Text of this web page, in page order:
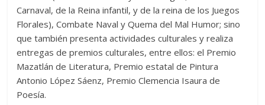
Carnaval, de la Reina infantil, y de la reina de los Juegos
Florales), Combate Naval y Quema del Mal Humor; sino
que también presenta actividades culturales y realiza
entregas de premios culturales, entre ellos: el Premio
Mazatlán de Literatura, Premio estatal de Pintura
Antonio López Sáenz, Premio Clemencia Isaura de
Poesía.